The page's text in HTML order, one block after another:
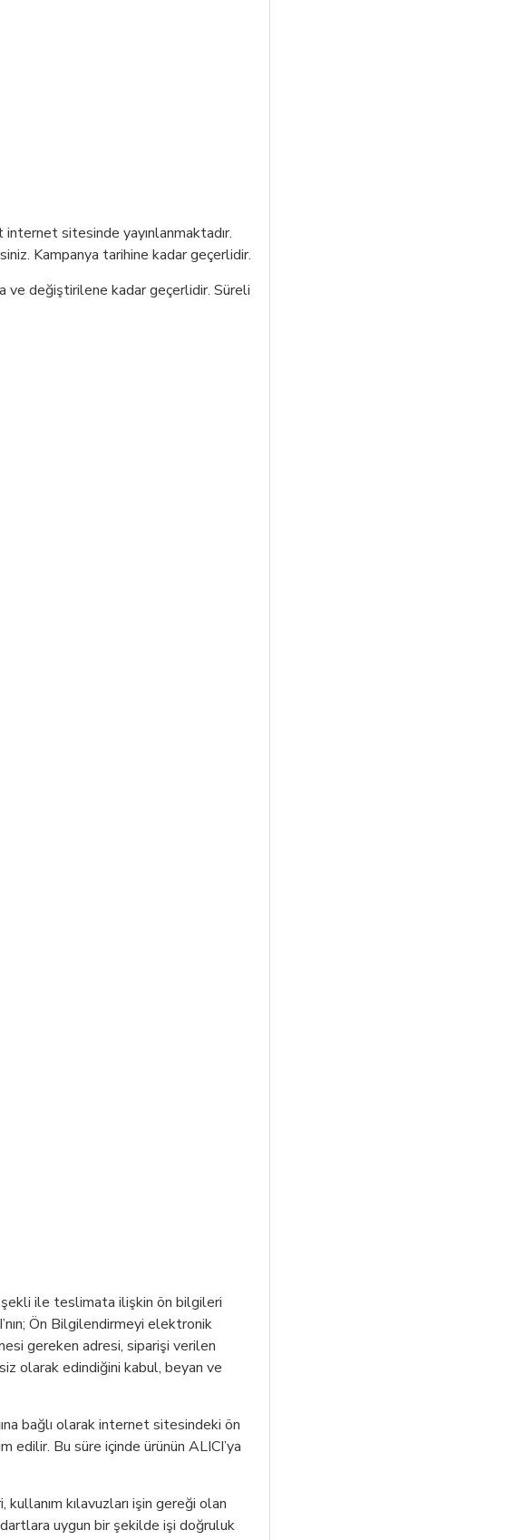
sitesinde yayınlanmaktadır.
Kampanya tarihine kadar geçerlidir.
ve değiştirilene kadar geçerlidir. Süreli
ile teslimata ilişkin ön bilgileri
Ön Bilgilendirmeyi elektronik
gereken adresi, siparişi verilen
olarak edindiğini kabul, beyan ve
bağlı olarak internet sitesindeki ön
edilir. Bu süre içinde ürünün ALICI’ya
kılavuzları işin gereği olan
uygun bir şekilde işi doğruluk